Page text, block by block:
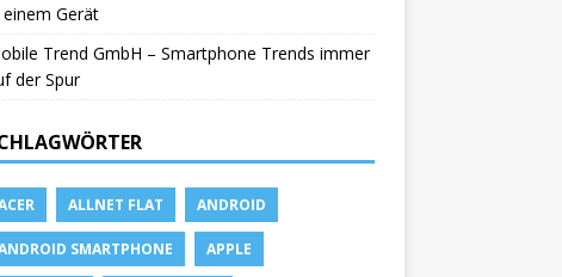
einem Gerät
Trend GmbH – Smartphone Trends immer
der Spur
ALLNET FLAT ANDROID
SMARTPHONE APPLE